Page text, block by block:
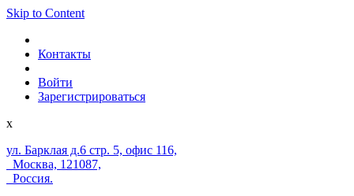
Skip to Content
Контакты
Войти
Зарегистрироваться
x
ул. Барклая д.6 стр. 5, офис 116,
Москва, 121087,
Россия.